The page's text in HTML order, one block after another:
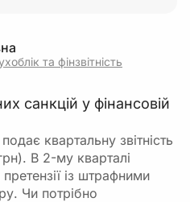
та фінзвітність
санкцій у фінансовій
квартальну звітність
В 2-му кварталі
із штрафними
Чи потрібно